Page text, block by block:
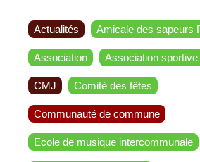
Actualités Amicale des sapeurs
Association Association
CMJ Comité des fêtes
Communauté de commune
Ecole de musique intercommunale